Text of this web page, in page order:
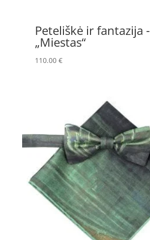
Peteliškė ir fantazija -
„Miestas“
110.00 €